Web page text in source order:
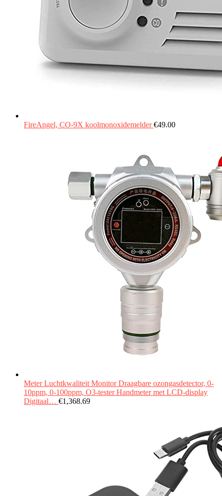
FireAngel, CO-9X koolmonoxidemelder €49.00
Meter Luchtkwaliteit Monitor Draagbare ozongasdetector, 0-
10ppm, 0-100ppm, O3-tester Handmeter met LCD-display
Digitaal… €1,368.69